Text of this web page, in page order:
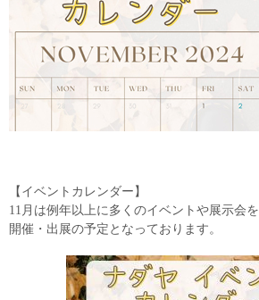
【イベントカレンダー】
11月は例年以上に多くのイベントや展示会を
開催・出展の予定となっております。